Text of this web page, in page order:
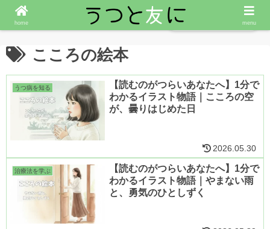
ななころぐを読む
こころの絵本
うつ病を知る
【読むのがつらいあなたへ】1分で
わかるイラスト物語｜こころの空
が、曇りはじめた日
2026.05.30
治療法を学ぶ
【読むのがつらいあなたへ】1分で
わかるイラスト物語｜やまない雨
と、勇気のひとしずく
home menu